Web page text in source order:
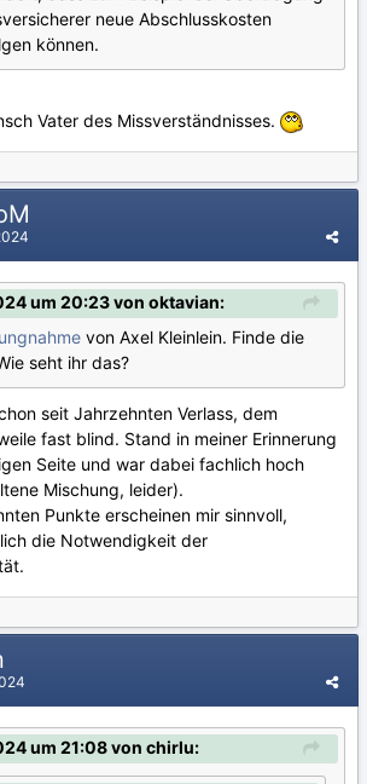
neue Abschlusskosten
können.
Vater des Missverständnisses.
um 20:23 von oktavian:
von Axel Kleinlein. Finde die
seht ihr das?
seit Jahrzehnten Verlass, dem
fast blind. Stand in meiner Erinnerung
Seite und war dabei fachlich hoch
Mischung, leider).
Punkte erscheinen mir sinnvoll,
die Notwendigkeit der
um 21:08 von chirlu: